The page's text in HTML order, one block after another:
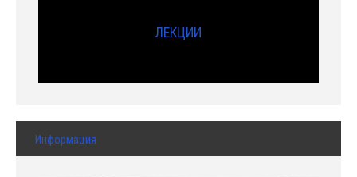
ЛЕКЦИИ
Информация